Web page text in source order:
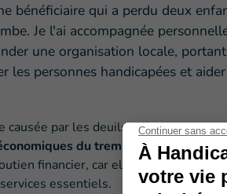
bénéficiaire qui a perdu deux
Je l'ai accompagnée
une organisation locale,
les personnes handicapées et
causée par les deuils et les
du tremblement de terre
financier, car elles ne peuvent
essentiels.